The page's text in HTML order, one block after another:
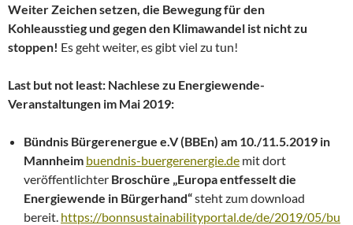
Weiter Zeichen setzen, die Bewegung für den
Kohleausstieg und gegen den Klimawandel ist nicht zu
stoppen! Es geht weiter, es gibt viel zu tun!
Last but not least: Nachlese zu Energiewende-
Veranstaltungen im Mai 2019:
Bündnis Bürgerenergue e.V (BBEn) am 10./11.5.2019 in
Mannheim buendnis-buergerenergie.de mit dort
veröffentlichter Broschüre „Europa entfesselt die
Energiewende in Bürgerhand“steht zum download
bereit. https://bonnsustainabilityportal.de/de/2019/05/bu